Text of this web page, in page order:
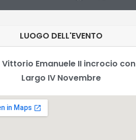
LUOGO DELL'EVENTO
Vittorio Emanuele II incrocio con
Largo IV Novembre